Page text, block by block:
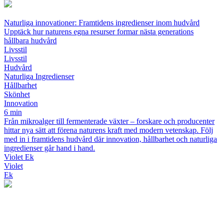
Naturliga innovationer: Framtidens ingredienser inom hudvård
Upptäck hur naturens egna resurser formar nästa generations
hållbara hudvård
Livsstil
Livsstil
Hudvård
Naturliga Ingredienser
Hållbarhet
Skönhet
Innovation
6 min
Från mikroalger till fermenterade växter – forskare och producenter
hittar nya sätt att förena naturens kraft med modern vetenskap. Följ
med in i framtidens hudvård där innovation, hållbarhet och naturliga
ingredienser går hand i hand.
Violet Ek
Violet
Ek